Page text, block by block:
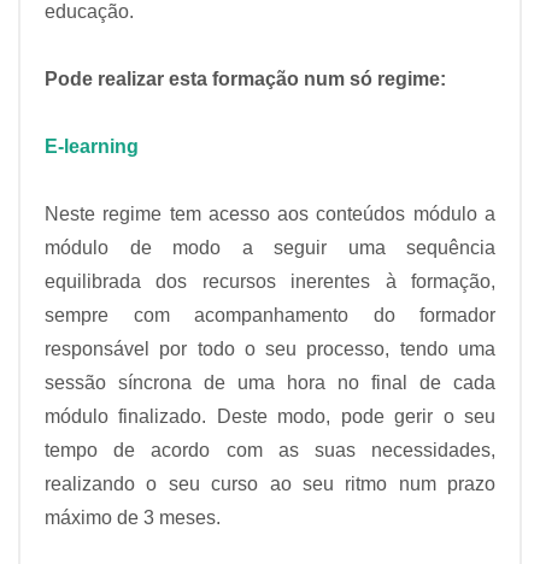
educação.
Pode realizar esta formação num só regime:
E-learning
Neste regime tem acesso aos conteúdos módulo a
módulo de modo a seguir uma sequência
equilibrada dos recursos inerentes à formação,
sempre com acompanhamento do formador
responsável por todo o seu processo, tendo uma
sessão síncrona de uma hora no final de cada
módulo finalizado. Deste modo, pode gerir o seu
tempo de acordo com as suas necessidades,
realizando o seu curso ao seu ritmo num prazo
máximo de 3 meses.